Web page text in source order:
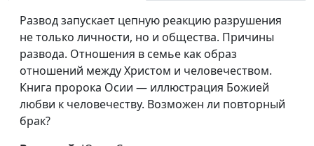
Развод запускает цепную реакцию разрушения
не только личности, но и общества. Причины
развода. Отношения в семье как образ
отношений между Христом и человечеством.
Книга пророка Осии — иллюстрация Божией
любви к человечеству. Возможен ли повторный
брак?
Сказать «да» или
отказать
Юлия Синицына, Алина
Караченцева,
практический психолог
Как вернуть интерес
к жизни
Юлия Синицына, Алина
#350